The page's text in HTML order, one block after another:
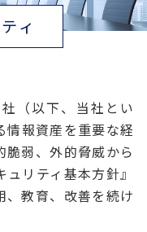
ィ
（以下、当社とい
情報資産を重要な経
脆弱、外的脅威から
リティ基本方針』
、教育、改善を続け